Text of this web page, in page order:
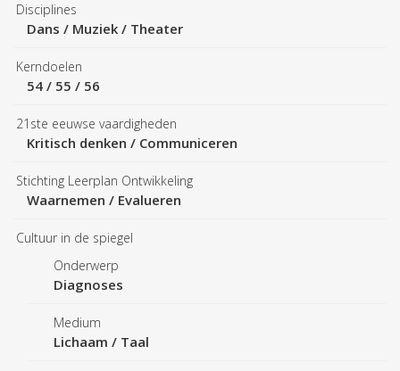
Disciplines
Dans / Muziek / Theater
Kerndoelen
54 / 55 / 56
21ste eeuwse vaardigheden
Kritisch denken / Communiceren
Stichting Leerplan Ontwikkeling
Waarnemen / Evalueren
Cultuur in de spiegel
Onderwerp
Diagnoses
Medium
Lichaam / Taal